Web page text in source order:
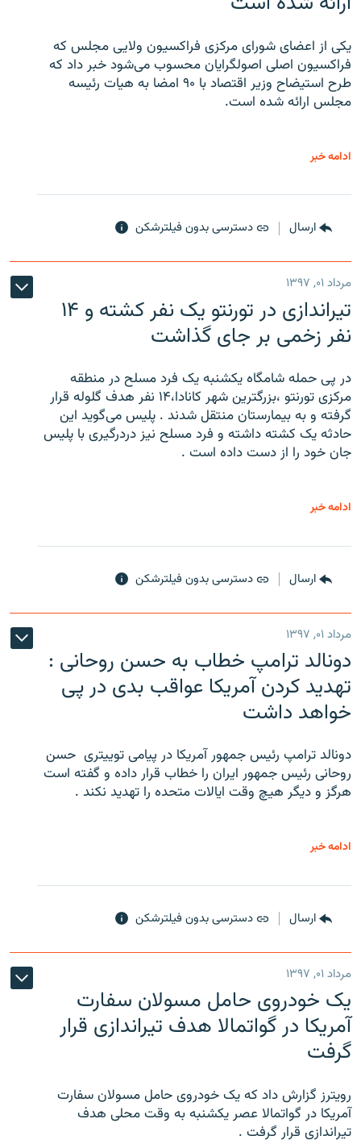
یکی از اعضای شورای مرکزی فراکسیون ولایی مجلس که
فراکسیون اصلی اصولگرایان محسوب می‌شود خبر داد که
طرح استیضاح وزیر اقتصاد با ۹۰ امضا به هیات رئیسه
مجلس ارائه شده است.
ادامه خبر
ارسال دسترسی بدون فیلترشکن
مرداد ۰۱, ۱۳۹۷
تیراندازی در تورنتو یک نفر کشته و ۱۴
نفر زخمی بر جای گذاشت
در پی حمله شامگاه یکشنبه یک فرد مسلح در منطقه
مرکزی تورنتو ،‌بزرگترین شهر کانادا،۱۴ نفر هدف گلوله قرار
گرفته و به بیمارستان منتقل شدند . پلیس می‌گوید این
حادثه یک کشته داشته و فرد مسلح نیز دردرگیری با پلیس
جان خود را از دست داده است .
ادامه خبر
ارسال دسترسی بدون فیلترشکن
مرداد ۰۱, ۱۳۹۷
دونالد ترامپ خطاب به حسن روحانی :
تهدید کردن آمریکا عواقب بدی در پی
خواهد داشت
دونالد ترامپ رئیس جمهور آمریکا در پیامی توییتری ‌ حسن
روحانی رئیس جمهور ایران را خطاب قرار داده و گفته است
هرگز و دیگر هیچ وقت ایالات متحده را تهدید نکند .
ادامه خبر
ارسال دسترسی بدون فیلترشکن
مرداد ۰۱, ۱۳۹۷
یک خودروی حامل مسولان سفارت
آمریکا در گواتمالا هدف تیراندازی قرار
گرفت
رویترز گزارش داد که یک خودروی حامل مسولان سفارت
آمریکا در گواتمالا عصر یکشنبه به وقت محلی هدف
تیراندازی قرار گرفت .